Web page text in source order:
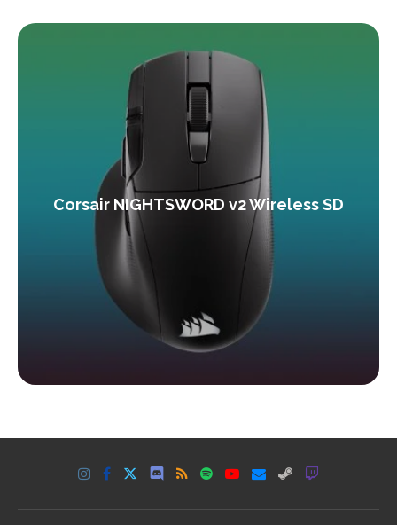
Corsair NIGHTSWORD v2 Wireless SD